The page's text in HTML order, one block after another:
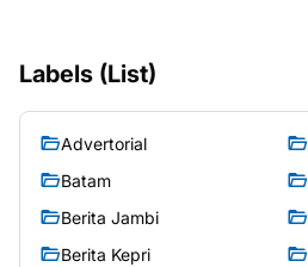
Labels (List)
Advertorial
Batam
Berita Jambi
Berita Kepri